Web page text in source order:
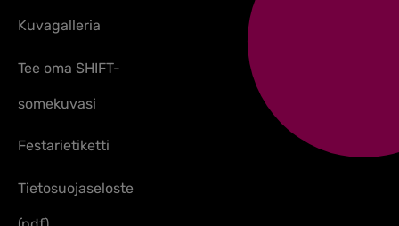
Kuvagalleria
Tee oma SHIFT-
somekuvasi
Festarietiketti
Tietosuojaseloste